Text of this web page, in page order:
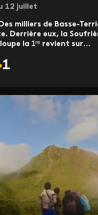
12 juillet
milliers de Basse-
Derrière eux, la
la 1ʳᵉ revient sur...